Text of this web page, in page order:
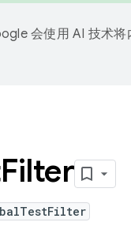
会使用 AI 技术将
Filter